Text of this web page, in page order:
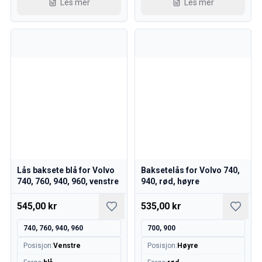
Les mer Les mer
Lås baksete blå for Volvo
740, 760, 940, 960, venstre
545,00 kr
740, 760, 940, 960
Posisjon:Venstre
Baksetelås for Volvo 740,
940, rød, høyre
535,00 kr
700, 900
Posisjon: Høyre